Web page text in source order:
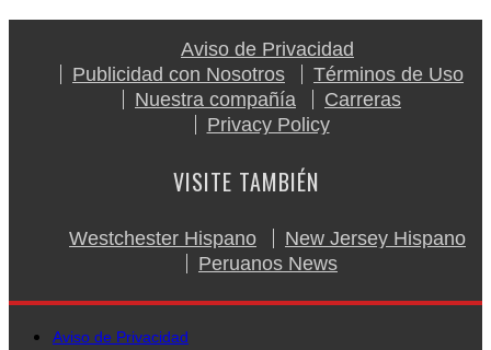
Aviso de Privacidad
Publicidad con Nosotros
Términos de Uso
Nuestra compañía
Carreras
Privacy Policy
VISITE TAMBIÉN
Westchester Hispano
New Jersey Hispano
Peruanos News
Aviso de Privacidad